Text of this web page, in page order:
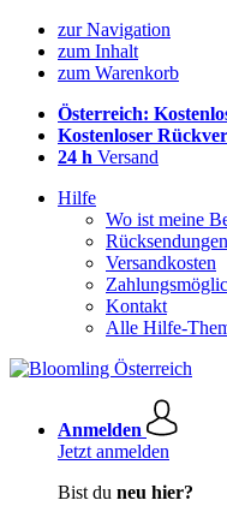
zur Navigation
zum Inhalt
zum Warenkorb
Österreich:
Kostenloser
24 h Versand
Hilfe
Wo ist meine
Rücksendungen
Versandkosten
Kontakt
Alle Hilfe-
Anmelden
Jetzt anmelden
Bist du neu hier?